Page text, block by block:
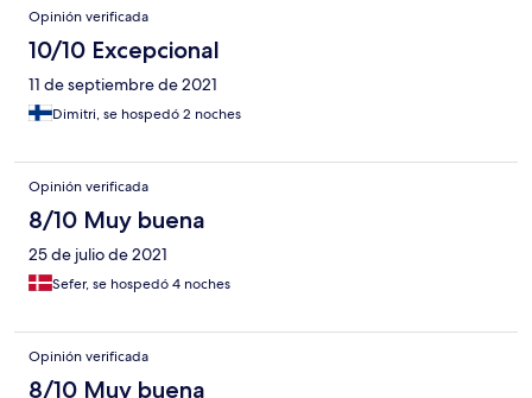
Opinión verificada
10/10 Excepcional
11 de septiembre de 2021
Dimitri, se hospedó 2 noches
Opinión verificada
8/10 Muy buena
25 de julio de 2021
Sefer, se hospedó 4 noches
Opinión verificada
8/10 Muy buena